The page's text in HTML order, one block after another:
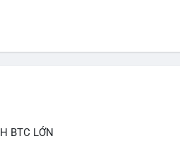
TP2: $6.2800
nghị tối đa 2-3% tổng vốn, đặt
biến động bất thường.
BTC LỚN